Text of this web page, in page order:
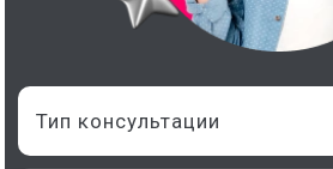
Тип консультации